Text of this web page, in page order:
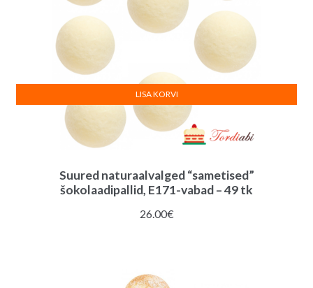
Suured naturaalvalged “sametised”
šokolaadipallid, E171-vabad – 49 tk
26.00€
LISA KORVI